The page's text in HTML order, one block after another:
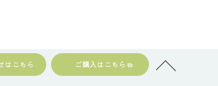
はこちら ご購入はこちら